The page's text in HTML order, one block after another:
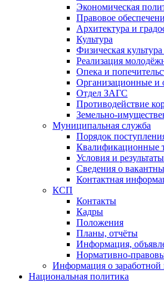
Экономическая
Правовое
Архитектура и
Культура
Физическая
Реализация
Опека и
Организационные и
Отдел ЗАГС
Противодействие
Земельно-
Муниципальная служба
Порядок
Квалификационные
Условия и
Сведения о
Контактная
КСП
Контакты
Кадры
Положения
Планы, отчёты
Информация,
Нормативно-
Информация о
Национальная политика